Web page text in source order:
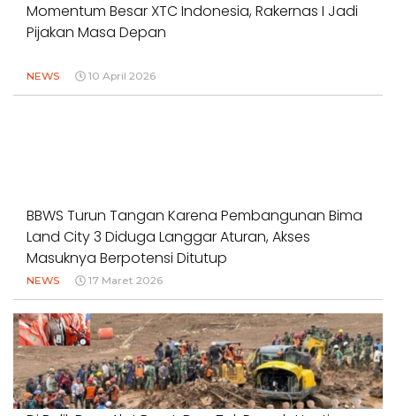
Momentum Besar XTC Indonesia, Rakernas I Jadi
Pijakan Masa Depan
NEWS 10 April 2026
BBWS Turun Tangan Karena Pembangunan Bima
Land City 3 Diduga Langgar Aturan, Akses
Masuknya Berpotensi Ditutup
NEWS 17 Maret 2026